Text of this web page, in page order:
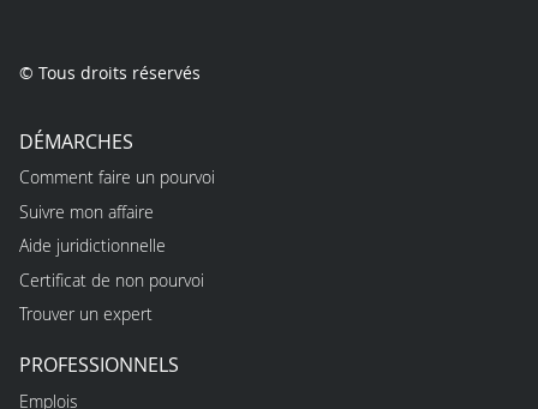
© Tous droits réservés
DÉMARCHES
Comment faire un pourvoi
Suivre mon affaire
Aide juridictionnelle
Certificat de non pourvoi
Trouver un expert
PROFESSIONNELS
Emplois